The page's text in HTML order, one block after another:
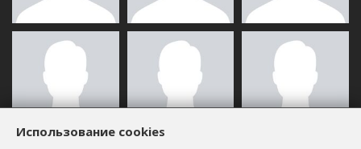
Использование cookies